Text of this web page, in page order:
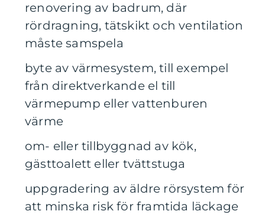
renovering av badrum, där
rördragning, tätskikt och ventilation
måste samspela
byte av värmesystem, till exempel
från direktverkande el till
värmepump eller vattenburen
värme
om- eller tillbyggnad av kök,
gästtoalett eller tvättstuga
uppgradering av äldre rörsystem för
att minska risk för framtida läckage